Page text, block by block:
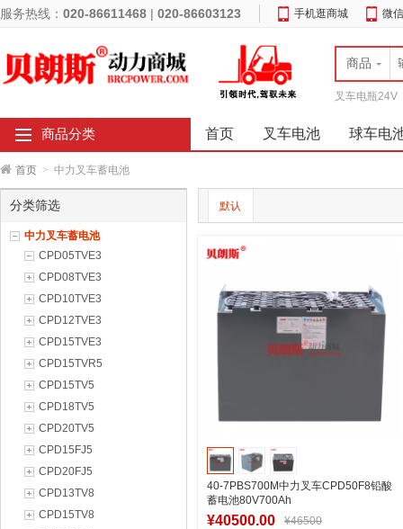
服务热线： 020-86611468 | 020-86603123 手机逛商城 微
商品
叉车电瓶24V
商品分类 首页 叉车电池 球车电
首页 > 中力叉车蓄电池
分类筛选
中力叉车蓄电池
CPD05TVE3
CPD08TVE3
CPD10TVE3
CPD12TVE3
CPD15TVE3
CPD15TVR5
CPD15TV5
CPD18TV5
CPD20TV5
CPD15FJ5
CPD20FJ5
CPD13TV8
CPD15TV8
默认
40-7PBS700M中力叉车CPD50F8铅酸
蓄电池80V700Ah
¥40500.00 ¥46500